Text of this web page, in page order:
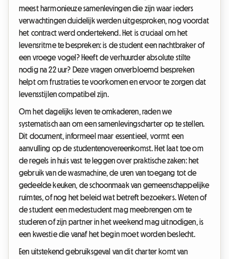
meest harmonieuze samenlevingen die zijn waar ieders
verwachtingen duidelijk werden uitgesproken, nog voordat
het contract werd ondertekend. Het is cruciaal om het
levensritme te bespreken: is de student een nachtbraker of
een vroege vogel? Heeft de verhuurder absolute stilte
nodig na 22 uur? Deze vragen onverbloemd bespreken
helpt om frustraties te voorkomen en ervoor te zorgen dat
levensstijlen compatibel zijn.
Om het dagelijks leven te omkaderen, raden we
systematisch aan om een samenlevingscharter op te stellen.
Dit document, informeel maar essentieel, vormt een
aanvulling op de studentenovereenkomst. Het laat toe om
de regels in huis vast te leggen over praktische zaken: het
gebruik van de wasmachine, de uren van toegang tot de
gedeelde keuken, de schoonmaak van gemeenschappelijke
ruimtes, of nog het beleid wat betreft bezoekers. Weten of
de student een medestudent mag meebrengen om te
studeren of zijn partner in het weekend mag uitnodigen, is
een kwestie die vanaf het begin moet worden beslecht.
Een uitstekend gebruiksgeval van dit charter komt van